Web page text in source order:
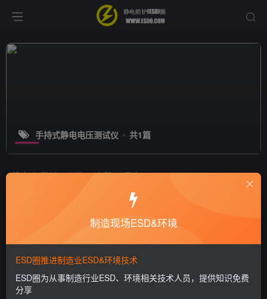
手持式静电电压测试仪 共1篇
排序 更新 浏览 点赞 评论
TREK 520手持式静电电压测试仪
ESD产品
7年前 1.1W+
制造现场ESD&环境
ESD圈推进制造业ESD&环境技术
ESD圈为从事制造行业ESD、环境相关技术人员，提供知识免费
分享